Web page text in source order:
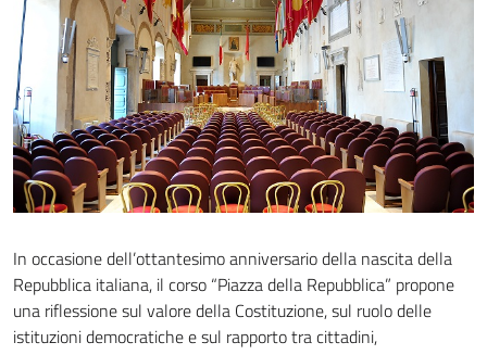
In occasione dell’ottantesimo anniversario della nascita della
Repubblica italiana, il corso “Piazza della Repubblica” propone
una riflessione sul valore della Costituzione, sul ruolo delle
istituzioni democratiche e sul rapporto tra cittadini,